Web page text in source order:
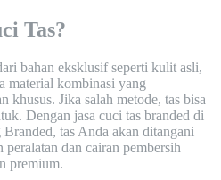
Tas?
bahan eksklusif seperti kulit asli,
material kombinasi yang
khusus. Jika salah metode, tas bisa
Dengan jasa cuci tas branded di
tas Anda akan ditangani
dan cairan pembersih
premium.